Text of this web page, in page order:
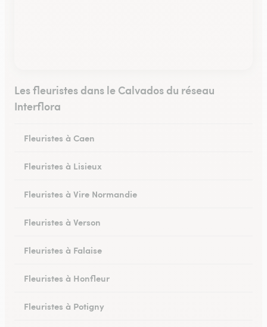
Les fleuristes dans le Calvados du réseau
Interflora
Fleuristes à Caen
Fleuristes à Lisieux
Fleuristes à Vire Normandie
Fleuristes à Verson
Fleuristes à Falaise
Fleuristes à Honfleur
Fleuristes à Potigny